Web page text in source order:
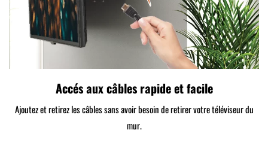
Accés aux câbles rapide et facile
Ajoutez et retirez les câbles sans avoir besoin de retirer votre téléviseur du
mur.